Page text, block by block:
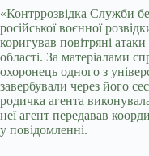
«Контррозвідка Служби
російської воєнної
коригував повітряні
області. За матеріалами
охоронець одного з
завербували через його
родичка агента
неї агент передавав
у повідомленні.